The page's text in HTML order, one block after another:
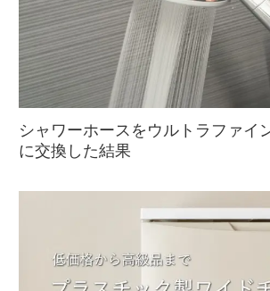
シャワーホースをウルトラファイ
に交換した結果